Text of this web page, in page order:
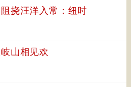
挠汪洋入常：纽时
山相见欢